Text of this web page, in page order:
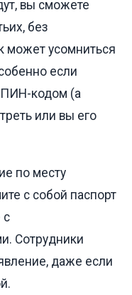
вы сможете
без
может усомниться
если
кодом (а
или вы его
по месту
с собой паспорт
с
Сотрудники
даже если